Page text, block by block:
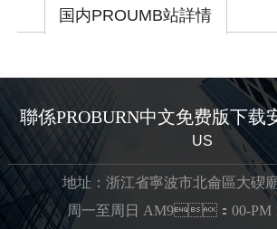
国内PROUMB站詳情
聯係PROBURN中文免费版下载
US
地址：浙江省寧波市北侖區大碶
周一至周日 AM9：00-